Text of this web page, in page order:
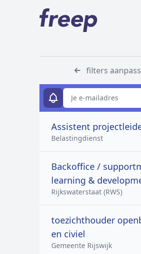
filters
E-mailadres
Assistent
Belastingdienst
Backoffice /
learning &
Rijkswaterstaat (RWS)
toezichthouder
en civiel
Gemeente Rijswijk